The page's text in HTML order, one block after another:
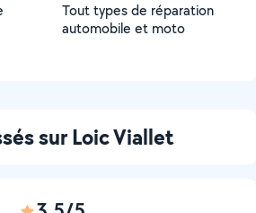
Tout types de réparation
automobile et moto
sur Loic Viallet